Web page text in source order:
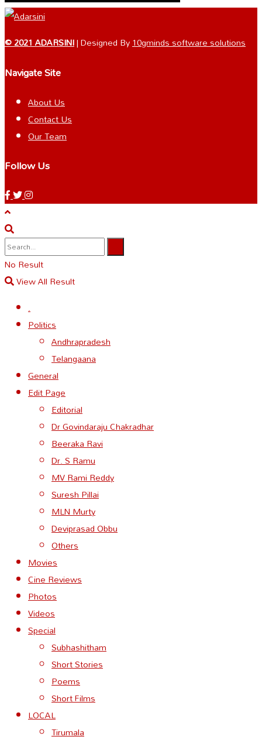
© 2021 ADARSINI| Designed By10gminds software solutions
Navigate Site
About Us
Contact Us
Our Team
Follow Us
No Result
View All Result
.
Politics
Andhrapradesh
Telangaana
General
Edit Page
Editorial
Dr Govindaraju Chakradhar
Beeraka Ravi
Dr. S Ramu
MV Rami Reddy
Suresh Pillai
MLN Murty
Deviprasad Obbu
Others
Movies
Cine Reviews
Photos
Videos
Special
Subhashitham
Short Stories
Poems
Short Films
LOCAL
Tirumala